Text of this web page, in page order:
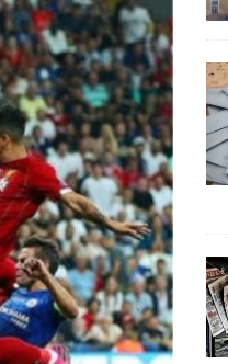
νέοι σε νέους ρόλους
αφασία
αποφάσεων από